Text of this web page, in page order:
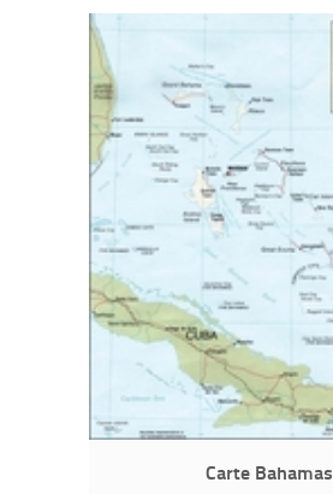
Carte Bahamas